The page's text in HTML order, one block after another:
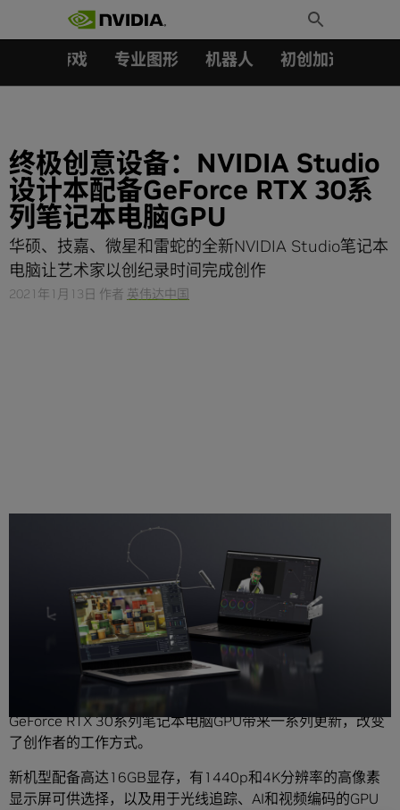
Toggle
Search
游戏 专业图形 机器人 初创加速会员成
终极创意设备：NVIDIA Studio
设计本配备GeForce RTX 30系
列笔记本电脑GPU
华硕、技嘉、微星和雷蛇的全新NVIDIA Studio笔记本
电脑让艺术家以创纪录时间完成创作
2021年1月13日 作者 英伟达中国
最新的NVIDIA Studio设计本采用全新的NVIDIA GeForce
RTX 30系列笔记本电脑GPU，为新一代创造力赋能。
GeForce RTX 30系列笔记本电脑GPU带来一系列更新，改变
了创作者的工作方式。
新机型配备高达16GB显存，有1440p和4K分辨率的高像素
显示屏可供选择，以及用于光线追踪、AI和视频编码的GPU